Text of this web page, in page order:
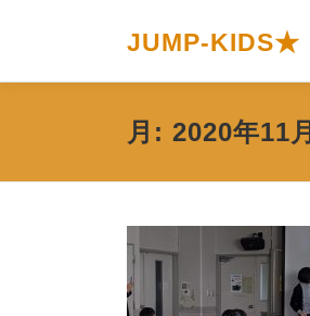
ン
キ
JUMP-KIDS★
月: 2020年11月